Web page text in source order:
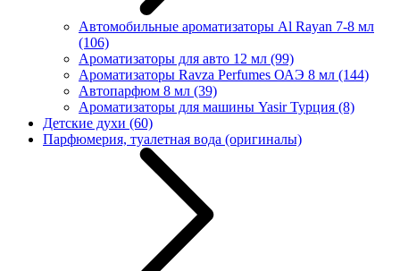
Автомобильные ароматизаторы Al Rayan 7-8 мл
(106)
Ароматизаторы для авто 12 мл (99)
Ароматизаторы Ravza Perfumes ОАЭ 8 мл (144)
Автопарфюм 8 мл (39)
Ароматизаторы для машины Yasir Турция (8)
Детские духи (60)
Парфюмерия, туалетная вода (оригиналы)